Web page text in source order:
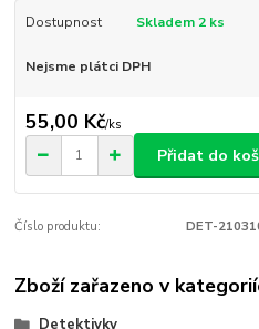
Dostupnost Skladem 2 ks
Nejsme plátci DPH
55,00 Kč/ks
Přidat do
Číslo produktu: DET-
Zboží zařazeno v
Detektivky